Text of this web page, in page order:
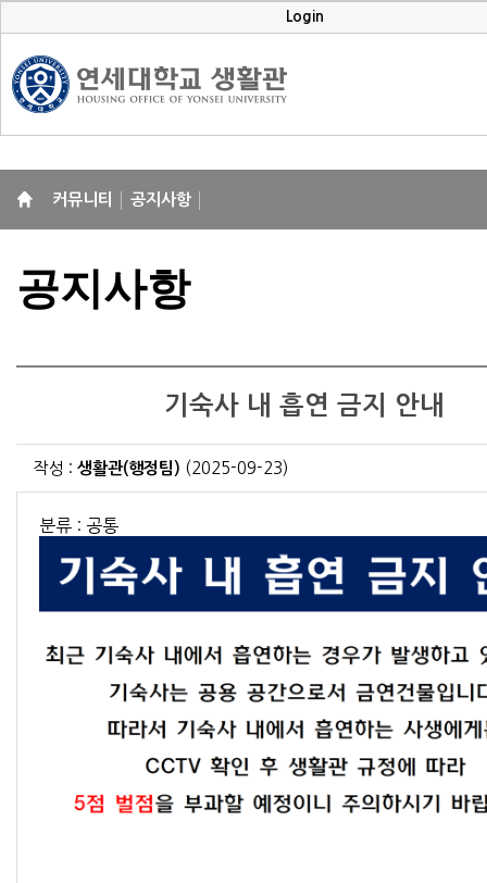
Login
커뮤니티 공지사항
공지사항
기숙사 내 흡연 금지 안내
작성 : 생활관(행정팀) (2025-09-23)
분류 : 공통